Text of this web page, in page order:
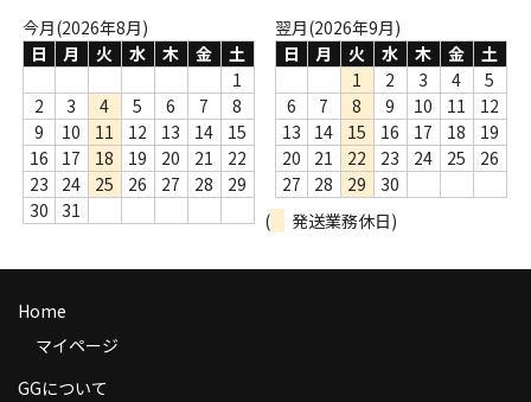
Webのみ no.3
売り切れ
Help
送料
返品
今月(2026年8月)
日
月 火 水 木 金
土
1
2
3 4 5 6 7
8
9
10 11 12 13 14
15
16
17 18 19 20 21
22
23
24 25 26 27 28
29
30
31
翌月(2026年9月)
日
月 火 水 木 金
土
1
2 3 4
5
6
7 8 9 10 11
12
13
14 15 16 17 18
19
20
21 22 23 24 25
26
27
28 29
30
(
発送業務休日)
Home
マイページ
GGについて